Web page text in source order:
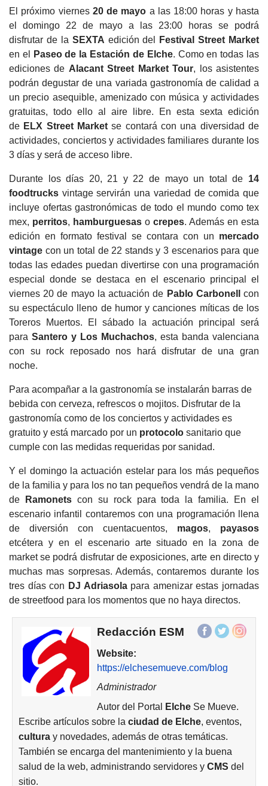
El próximo viernes 20 de mayo a las 18:00 horas y hasta
el domingo 22 de mayo a las 23:00 horas se podrá
disfrutar de la SEXTA edición del
Festival Street Market
en el
Paseo de la Estación de Elche. Como en todas las
ediciones de Alacant Street Market Tour, los asistentes
podrán degustar de una variada gastronomía de calidad a
un precio asequible, amenizado con música y actividades
gratuitas, todo ello al aire libre. En esta sexta edición
de ELX Street Market se contará con una diversidad de
actividades, conciertos y actividades familiares durante los
3 días y será de acceso libre.
Durante los días 20, 21 y 22 de mayo un total de 14
foodtrucks vintage servirán una variedad de comida que
incluye ofertas gastronómicas de todo el mundo como tex
mex, perritos, hamburguesas o crepes. Además en esta
edición en formato festival se contara con un mercado
vintage con un total de 22 stands y 3 escenarios para que
todas las edades puedan divertirse con una programación
especial donde se destaca en el escenario principal el
viernes 20 de mayo la actuación de Pablo Carbonell
con
su espectáculo lleno de humor y canciones míticas de los
Toreros Muertos. El sábado la actuación principal será
para Santero y Los Muchachos, esta banda valenciana
con su rock reposado nos hará disfrutar de una gran
noche.
Para acompañar a la gastronomía se instalarán barras de
bebida con cerveza, refrescos o mojitos. Disfrutar de la
gastronomía como de los conciertos y actividades es
gratuito y está marcado por un protocolo sanitario que
cumple con las medidas requeridas por sanidad.
Y el domingo la actuación estelar para los más pequeños
de la familia y para los no tan pequeños vendrá de la mano
de
Ramonetscon su rock para toda la familia. En el
escenario infantil contaremos con una programación llena
de diversión con cuentacuentos, magos, payasos
etcétera y en el escenario arte situado en la zona de
market se podrá disfrutar de exposiciones, arte en directo y
muchas mas sorpresas. Además, contaremos durante los
tres días con DJ Adriasolapara amenizar estas jornadas
de streetfood para los momentos que no haya directos.
Redacción ESM
Website:
https://elchesemueve.com/blog
Administrador
Autor del Portal
ElcheSe Mueve.
Escribe artículos sobre la ciudad de Elche, eventos,
cultura y novedades, además de otras temáticas.
También se encarga del mantenimiento y la buena
salud de la web, administrando servidores y CMS del
sitio.